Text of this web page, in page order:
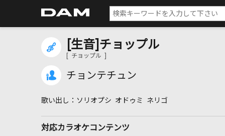
[生音]チョップル
[ チョップル ]
チョンテチュン
ソリオプシ オドゥミ ネリゴ
対応カラオケコンテンツ